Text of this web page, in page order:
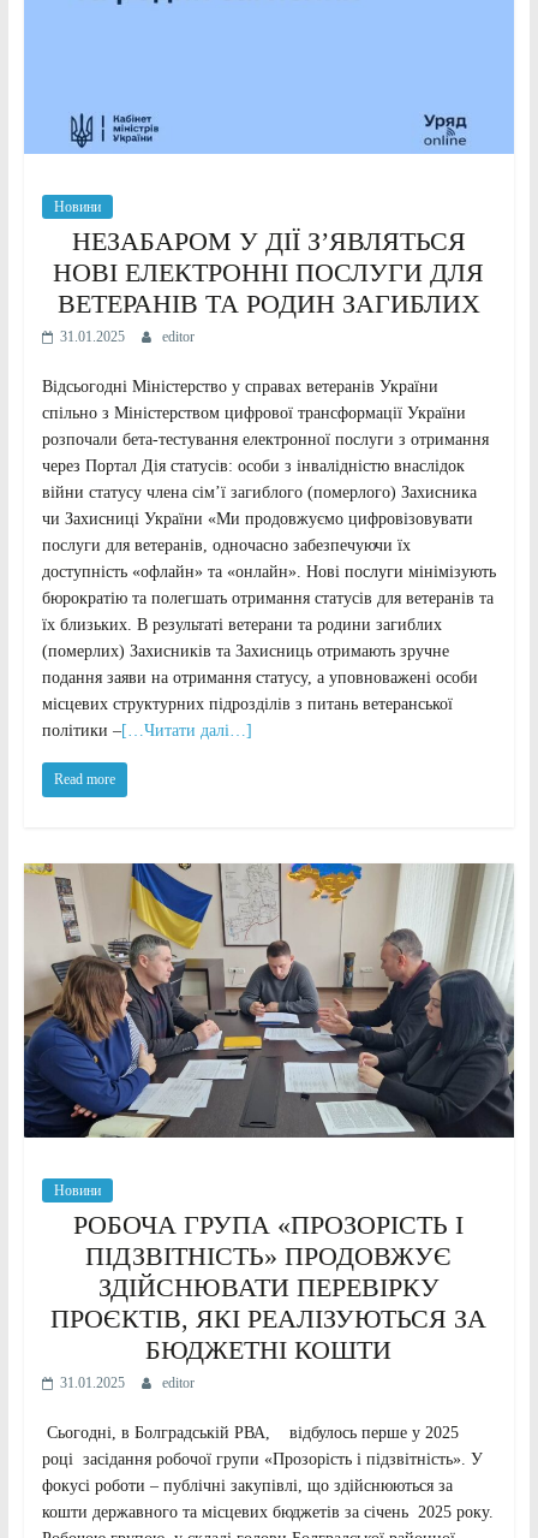
Новини
НЕЗАБАРОМ У ДІЇ З’ЯВЛЯТЬСЯ
НОВІ ЕЛЕКТРОННІ ПОСЛУГИ ДЛЯ
ВЕТЕРАНІВ ТА РОДИН ЗАГИБЛИХ
31.01.2025 editor
Відсьогодні Міністерство у справах ветеранів України
спільно з Міністерством цифрової трансформації України
розпочали бета-тестування електронної послуги з отримання
через Портал Дія статусів: особи з інвалідністю внаслідок
війни статусу члена сім’ї загиблого (померлого) Захисника
чи Захисниці України «Ми продовжуємо цифровізовувати
послуги для ветеранів, одночасно забезпечуючи їх
доступність «офлайн» та «онлайн». Нові послуги мінімізують
бюрократію та полегшать отримання статусів для ветеранів та
їх близьких. В результаті ветерани та родини загиблих
(померлих) Захисників та Захисниць отримають зручне
подання заяви на отримання статусу, а уповноважені особи
місцевих структурних підрозділів з питань ветеранської
політики –[…Читати далі…]
Read more
Новини
РОБОЧА ГРУПА «ПРОЗОРІСТЬ І
ПІДЗВІТНІСТЬ» ПРОДОВЖУЄ
ЗДІЙСНЮВАТИ ПЕРЕВІРКУ
ПРОЄКТІВ, ЯКІ РЕАЛІЗУЮТЬСЯ ЗА
БЮДЖЕТНІ КОШТИ
31.01.2025 editor
Сьогодні, в Болградській РВА, відбулось перше у 2025
році засідання робочої групи «Прозорість і підзвітність». У
фокусі роботи – публічні закупівлі, що здійснюються за
кошти державного та місцевих бюджетів за січень 2025 року.